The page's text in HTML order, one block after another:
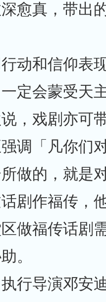
愈真，带出
行动和信仰表
定会蒙受天
，戏剧亦可
调「凡你们
做的，就是
剧作福传，
做福传话剧
。
行导演邓安